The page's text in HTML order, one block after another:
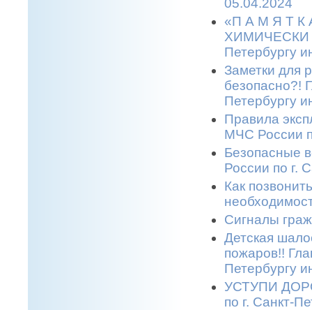
05.04.2024
«П А М Я Т
ХИМИЧЕСКИ
Петербургу
Заметки для
безопасно?!
Петербургу
Правила
МЧС России
Безопасные
России по г.
Как
Сигналы
Детская
пожаров!!
Петербургу
УСТУПИ
по г. Санкт-